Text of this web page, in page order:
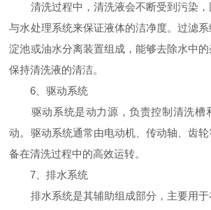
清洗过程中，清洗液会不断受到污染，
与水处理系统来保证液体的洁净度。过滤
淀池或油水分离装置组成，能够去除水中的
保持清洗液的清洁。
6、驱动系统
驱动系统是动力源，负责控制清洗槽
动。驱动系统通常由电动机、传动轴、齿
备在清洗过程中的高效运转。
7、排水系统
排水系统是其辅助组成部分，主要用于